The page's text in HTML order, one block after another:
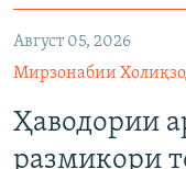
Август 05, 2026
Мирзонабии
Ҳаводории
размикори